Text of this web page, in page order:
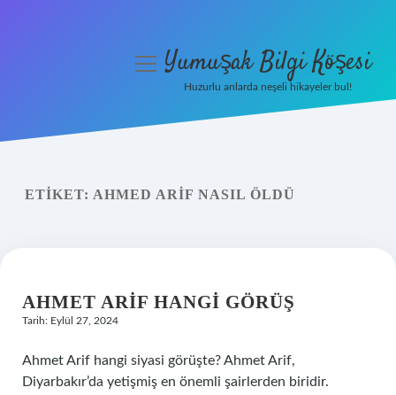
Yasal Uyarı
menüyüYumuşak Bilgi Köşesi
Huzurlu anlarda neşeli hikayeler bul!
ETIKET: AHMED ARIF NASIL ÖLDÜ
AHMET ARIF HANGI GÖRÜŞ
Tarih: Eylül 27, 2024
Ahmet Arif hangi siyasi görüşte? Ahmet Arif,
Diyarbakır’da yetişmiş en önemli şairlerden biridir.